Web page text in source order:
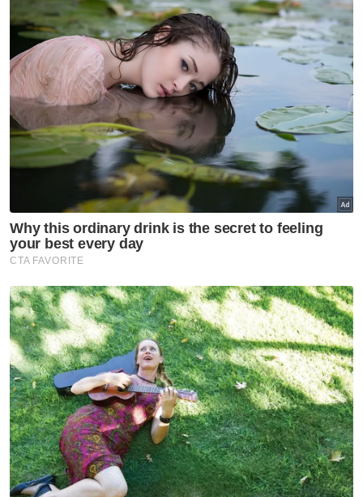
DBKL
Jalan TAR
Elektrik Haram
Artikel Disyorkan
Selangor KL
'Speaker tentukan status
kerusi DUN selepas semakan' -
Amirudin
Selangor KL
Peruntukan Sukma dedah
kepincangan pentadbiran
Kerajaan Madani - Pemuda Pas